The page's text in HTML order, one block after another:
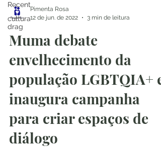
Recent
cultura
drag
Pimenta Rosa
12 de jun. de 2022
3 min de leitura
Muma debate
envelhecimento da
população LGBTQIA+ e
inaugura campanha
para criar espaços de
diálogo